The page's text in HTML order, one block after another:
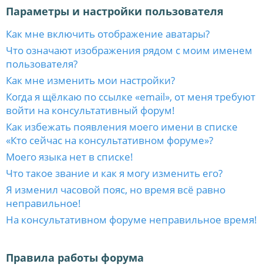
Параметры и настройки пользователя
Как мне включить отображение аватары?
Что означают изображения рядом с моим именем
пользователя?
Как мне изменить мои настройки?
Когда я щёлкаю по ссылке «email», от меня требуют
войти на консультативный форум!
Как избежать появления моего имени в списке
«Кто сейчас на консультативном форуме»?
Моего языка нет в списке!
Что такое звание и как я могу изменить его?
Я изменил часовой пояс, но время всё равно
неправильное!
На консультативном форуме неправильное время!
Правила работы форума